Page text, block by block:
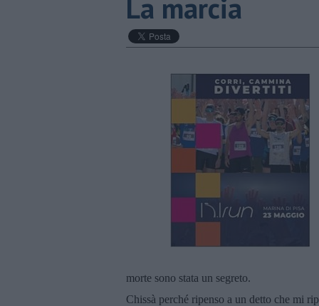
La marcia
morte sono stata un segreto.
Chissà perché ripenso a un detto che mi